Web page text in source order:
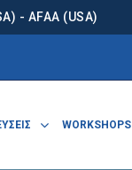
- AFAA (USA)
WORKSHOPS